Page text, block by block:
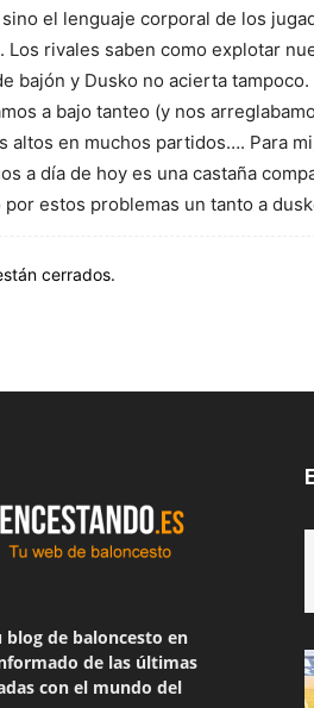
el lenguaje corporal de los
Los rivales saben como explotar
bajón y Dusko no acierta
a bajo tanteo (y nos
altos en muchos partidos…. Para
a día de hoy es una castaña
por estos problemas un tanto a
cerrados.
blog de baloncesto en
de las últimas
con el mundo del